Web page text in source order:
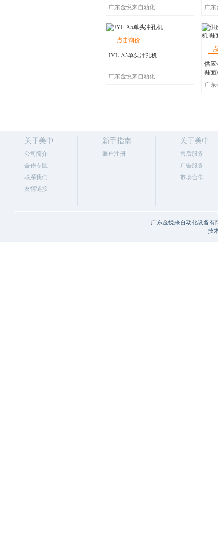
广东金悦来自动化设备有限公司
点击询价
JYL-A5单头冲孔机
广东金悦来自动化设备有限公司
供应
鞋面
关于美中
公司简介
合作专区
联系我们
友情链接
新手指南
账户注册
关于美中
售后服务
广告服务
市场合作
广东金悦来自动化设备
技